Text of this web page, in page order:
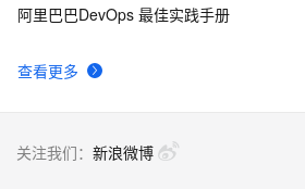
查看更多
阿里巴巴DevOps 最佳实践手册
关注我们： 新浪微博